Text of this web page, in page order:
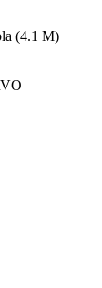
(4.1 M)